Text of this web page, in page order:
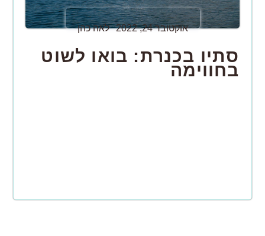
אוקטובר 24, 2022 לאה כהן
סתיו בכנרת: בואו לשוט
בחווימה